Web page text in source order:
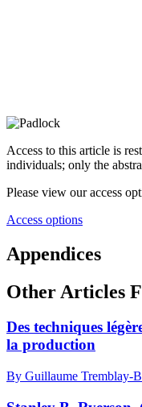
Access to this article is
individuals; only the
Please view our access
Access options
Appendices
Other Articles
Des techniques
la production
By Guillaume Tremblay-